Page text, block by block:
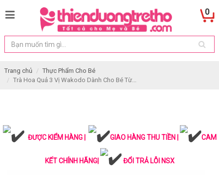
0
Trang chủ
Thực Phẩm Cho Bé
Trà Hoa Quả 3 Vị Wakodo Dành Cho Bé Từ...
ĐƯỢC KIỂM HÀNG | GIAO HÀNG THU TIỀN | CAM
KẾT CHÍNH HÃNG| ĐỔI TRẢ LỖI NSX